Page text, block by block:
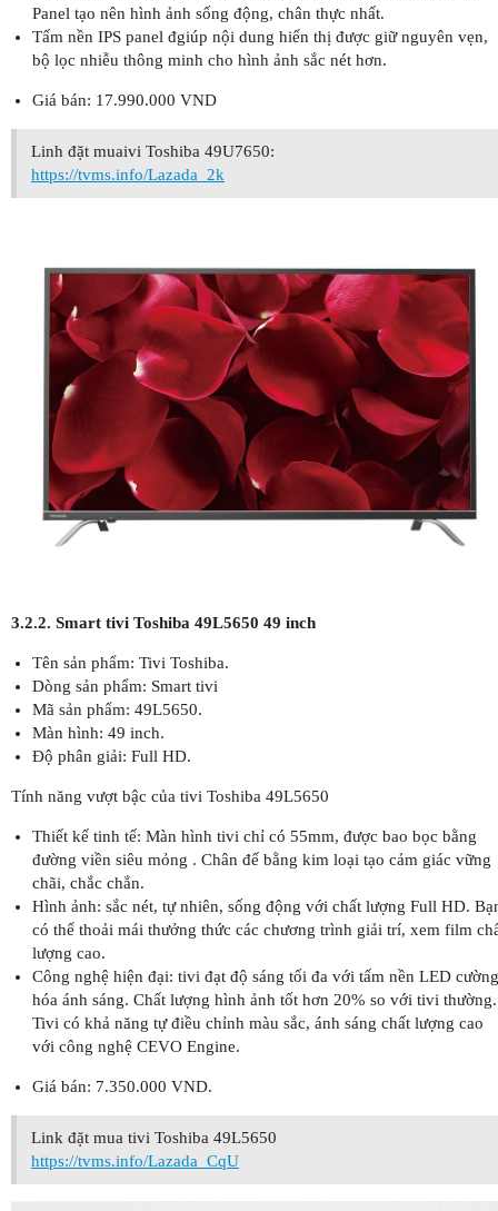
Panel tạo nên hình ảnh sống động, chân thực nhất.
Tấm nền IPS panel đgiúp nội dung hiển thị được giữ nguyên vẹn,
bộ lọc nhiễu thông minh cho hình ảnh sắc nét hơn.
Giá bán: 17.990.000 VND
Linh đặt muaivi Toshiba 49U7650:
https://tvms.info/Lazada_2k
3.2.2. Smart tivi Toshiba 49L5650 49 inch
Tên sản phẩm: Tivi Toshiba.
Dòng sản phẩm: Smart tivi
Mã sản phẩm: 49L5650.
Màn hình: 49 inch.
Độ phân giải: Full HD.
Tính năng vượt bậc của tivi Toshiba 49L5650
Thiết kế tinh tế: Màn hình tivi chỉ có 55mm, được bao bọc bằng
đường viền siêu mỏng . Chân đế bằng kim loại tạo cảm giác vững
chãi, chắc chắn.
Hình ảnh: sắc nét, tự nhiên, sống động với chất lượng Full HD.
có thể thoải mái thưởng thức các chương trình giải trí, xem film
lượng cao.
Công nghệ hiện đại: tivi đạt độ sáng tối đa với tấm nền LED cường
hóa ánh sáng. Chất lượng hình ảnh tốt hơn 20% so với tivi thường.
Tivi có khả năng tự điều chỉnh màu sắc, ánh sáng chất lượng cao
với công nghệ CEVO Engine.
Giá bán: 7.350.000 VND.
Link đặt mua tivi Toshiba 49L5650
https://tvms.info/Lazada_CqU